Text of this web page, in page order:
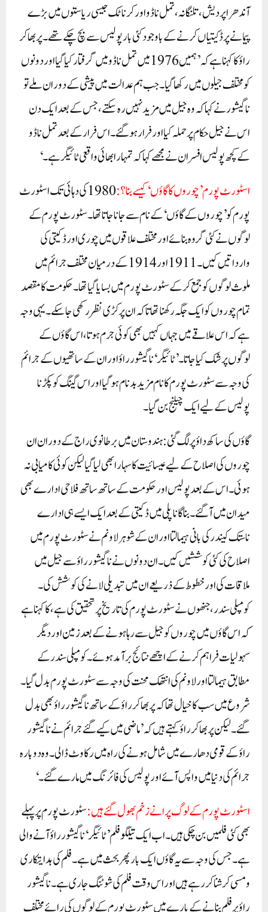
آندھرا پردیش، تلنگانہ، تمل ناڈو اور کرناٹک جیسی ریاستوں میں بڑے
پیمانے پر ڈکیتیاں کرنے کے باوجود کئی بار پولیس سے بچ چکے تھے۔پربھاکر
راؤ کا کہنا ہے کہ ’ہمیں 1976 میں تمل ناڈو میں گرفتار کیا گیا اور دونوں
کو مختلف جیلوں میں رکھا گیا۔ جب ہم عدالت میں پیشی کے دوران ملے تو
ناگیشور نے کہا کہ وہ جیل میں مزید نہیں رہ سکتے، جس کے بعد ایک دن
اس نے جیل حکام پر حملہ کیا اور فرار ہو گئے۔ اس فرار کے بعد تمل ناڈو
کے کچھ پولیس افسران نے مجھے کہا کہ تمہارا بھائی واقعی ٹائیگر ہے۔‘
اسٹورٹ پورم ’چوروں کا گاؤں‘ کیسے بنا؟:
1980 کی دہائی تک اسٹورٹ
پورم کو ’چوروں کے گاؤں‘ کے نام سے جانا جاتا تھا۔ سٹورٹ پورم کے
لوگوں نے کئی گروہ بنائے اور مختلف علاقوں میں چوری اور ڈکیتی کی
وارداتیں کیں۔1911 اور 1914 کے درمیان مختلف جرائم میں
ملوث لوگوں کو جمع کر کے سٹورٹ پورم میں بسایا گیا تھا۔ حکومت کا مقصد
تمام چوروں کو ایک جگہ رکھنا تھا تاکہ ان پر کڑی نظر رکھی جا سکے۔یہی وجہ
ہے کہ اس علاقے میں جہاں کہیں بھی کوئی جرم ہوتا، اس گاؤں کے
لوگوں پر شک کیا جاتا۔’ٹائیگر‘ ناگیشور راؤ اور ان کے ساتھیوں کے جرائم
کی وجہ سے سٹورٹ پورم کا نام مزید بدنام ہو گیا اور اس گینگ کو پکڑنا
پولیس کے لیے ایک چیلنج بن گیا۔
گاؤں کی ساکھ داؤ پر لگ گئی: ہندوستان میں برطانوی راج کے دوران ان
چوروں کی اصلاح کے لیے عیسائیت کا سہارا بھی لیا گیا لیکن کوئی کامیابی نہ
ہوئی۔ اس کے بعد پولیس اور حکومت کے ساتھ ساتھ فلاحی ادارے بھی
میدان میں آ گئے۔بناگاناپلی میں ڈکیتی کے بعد ایک ایسے ہی ادارے
ناستک کیندر کی بانی ہیمالتا اور ان کے شوہر لاونم نے سٹورٹ پورم میں
اصلاح کی کئی کوششیں کیں۔ ان دونوں نے ناگیشور راؤ سے جیل میں
ملاقات کی اور خطوط کے ذریعے ان میں تبدیلی لانے کی کوشش کی۔
کومپلی سندر، جنھوں نے سٹورٹ پورم کی تاریخ پر تحقیق کی ہے، کا کہنا ہے
کہ اس گاؤں میں چوروں کو جیل سے رہا ہونے کے بعد زمین اور دیگر
سہولیات فراہم کرنے کے اچھے نتائج برآمد ہوئے۔کومپلی سندر کے
مطابق ہیمالتا اور لاونم کی انتھک محنت کی وجہ سے سٹورٹ پورم بدل گیا۔
شروع میں سب کا خیال تھا کہ پربھاکر راؤ کے ساتھ ناگیشور راؤ بھی بدل
گئے۔لیکن پربھاکر راؤ کہتے ہیں کہ ’ماضی میں کیے گئے جرائم نے ناگیشور
راؤ کے قومی دھارے میں شامل ہونے کی راہ میں رکاوٹ ڈالی۔ وہ دوبارہ
جرائم کی دنیا میں واپس آئے اور پولیس کی فائرنگ میں مارے گئے۔‘
اسٹورٹ پورم کے لوگ پرانے زخم بھول گئے ہیں:سٹورٹ پورم پر پہلے
بھی کئی فلمیں بن چکی ہیں۔ اب ایک تیلگو فلم ’ٹائیگر‘ ناگیشور راؤ آنے والی
ہے۔ جس کی وجہ سے یہ گاؤں ایک بار پھر بحث میں ہے۔ فلم کی ہدایتکاری
ومسی کرشنا کر رہے ہیں اور اس وقت فلم کی شوٹنگ جاری ہے۔ناگیشور
راؤ پر فلم بنانے کے بارے میں سٹورٹ پورم کے لوگوں کی رائے مختلف